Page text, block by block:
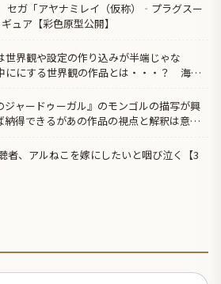
セガ「アヤナミレイ（仮称）‐プラグスー
ュア【彩色原型公開】
世界観や設定の作り込みが半端じゃな
ににする世界観の作品とは・・・？ 海外
ャードゥーガル』のモンゴルの描写が興
得できるがあの作品の視点と解釈は意外
者、アルねこを嫁にしたいと咽び泣く【3